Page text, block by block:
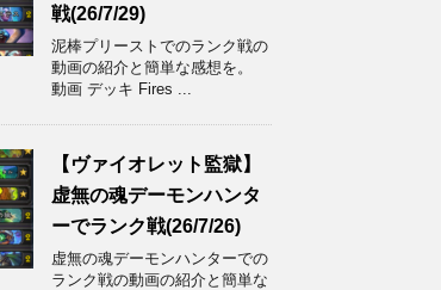
戦(26/7/29)
泥棒プリーストでのランク戦の
動画の紹介と簡単な感想を。
動画 デッキ Fires ...
【ヴァイオレット監獄】
虚無の魂デーモンハンタ
ーでランク戦(26/7/26)
虚無の魂デーモンハンターでの
ランク戦の動画の紹介と簡単な